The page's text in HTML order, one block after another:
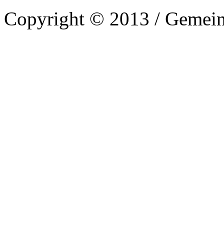
Copyright © 2013 /